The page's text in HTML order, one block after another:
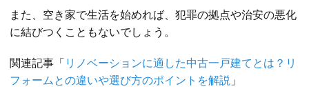
また、空き家で生活を始めれば、犯罪の拠点や治安の悪化
に結びつくこともないでしょう。
関連記事「リノベーションに適した中古一戸建てとは？リ
フォームとの違いや選び方のポイントを解説 」